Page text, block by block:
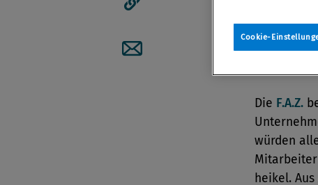
Artikellink kopieren
Artikel per Mail teilen
Die F.A.Z.
würden
Mitarbeiter
heikel.
Cookie-